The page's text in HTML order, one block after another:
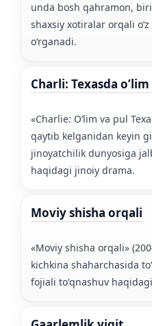
unda bosh qahramon,
shaxsiy xotiralar orqali
oʻrganadi.
Charli: Texasda
«Charlie: O’lim va pul
qaytib kelganidan keyin
jinoyatchilik dunyosiga
haqidagi jinoiy drama.
Moviy shisha orqali
«Moviy shisha orqali»
kichkina shaharchasida
fojiali toʻqnashuv